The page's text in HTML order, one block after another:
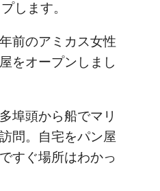
します。
前のアミカス女性
をオープンしまし
埠頭から船でマリ
問。自宅をパン屋
すぐ場所はわかっ